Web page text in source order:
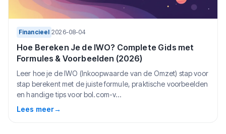
Financieel 2026-08-04
Hoe Bereken Je de IWO? Complete Gids met
Formules & Voorbeelden (2026)
Leer hoe je de IWO (Inkoopwaarde van de Omzet) stap voor
stap berekent met de juiste formule, praktische voorbeelden
en handige tips voor bol.com-v...
Lees meer→